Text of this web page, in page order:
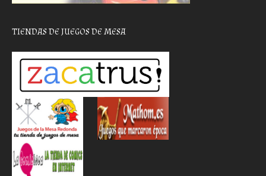
TIENDAS DE JUEGOS DE MESA